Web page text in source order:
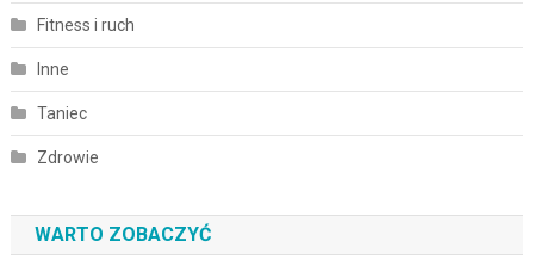
Fitness i ruch
Inne
Taniec
Zdrowie
WARTO ZOBACZYĆ